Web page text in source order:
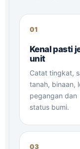
Kenal pasti
unit
Catat tingkat,
tanah, binaan,
pegangan dan
status bumi.